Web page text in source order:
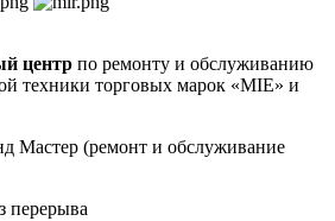
центр по ремонту и обслуживанию
техники торговых марок «MIE» и
Мастер (ремонт и обслуживание
перерыва